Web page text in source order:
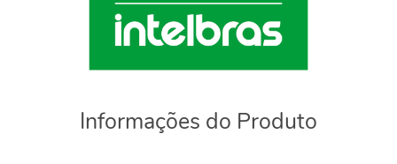
Informações do Produto